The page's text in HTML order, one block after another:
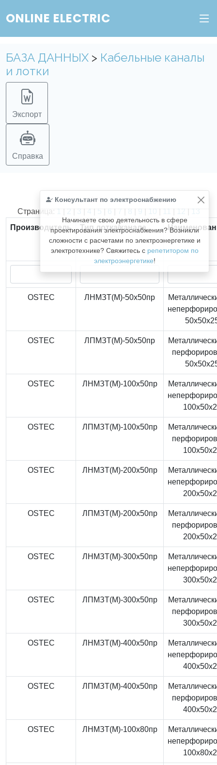
ONLINE ELECTRIC
БАЗА ДАННЫХ > Кабельные каналы
и лотки
Экспорт
Справка
Консультант по электроснабжению
Начинаете свою деятельность в сфере
проектирования электроснабжения? Возникли
сложности с расчетами по электроэнергетике и
электротехнике? Свяжитесь с репетитором по
электроэнергетике!
Найдено366из366записей.
Страница: 1 | 2 | 3 | 4 | 5 | 6 | 7 | 8 | 9 | 10 | 11 | 12 | 13
Производитель
Тип лотка/канала
OSTEC ЛНМЗТ(М)-50x50пр
OSTEC ЛПМЗТ(М)-50x50пр
OSTEC ЛНМЗТ(М)-100x50пр
OSTEC ЛПМЗТ(М)-100x50пр
OSTEC ЛНМЗТ(М)-200x50пр
OSTEC ЛПМЗТ(М)-200x50пр
OSTEC ЛНМЗТ(М)-300x50пр
OSTEC ЛПМЗТ(М)-300x50пр
OSTEC ЛНМЗТ(М)-400x50пр
OSTEC ЛПМЗТ(М)-400x50пр
OSTEC ЛНМЗТ(М)-100x80пр